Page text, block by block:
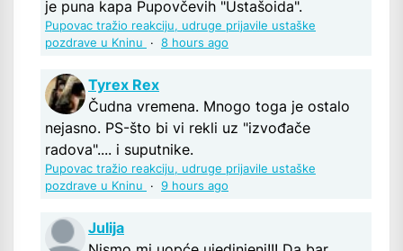
je puna kapa Pupovčevih "Ustašoida".
Pupovac tražio reakciju, udruge prijavile ustaške
pozdrave u Kninu
· 8 hours ago
Tyrex Rex
Čudna vremena. Mnogo toga je ostalo
nejasno. PS-što bi vi rekli uz "izvođače
radova".... i suputnike.
Pupovac tražio reakciju, udruge prijavile ustaške
pozdrave u Kninu
· 9 hours ago
Julija